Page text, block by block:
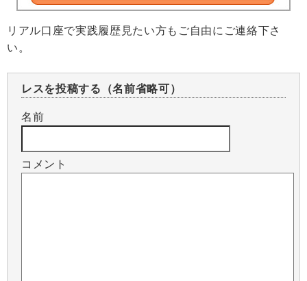
リアル口座で実践履歴見たい方もご自由にご連絡下さ
い。
レスを投稿する（名前省略可）
名前
コメント